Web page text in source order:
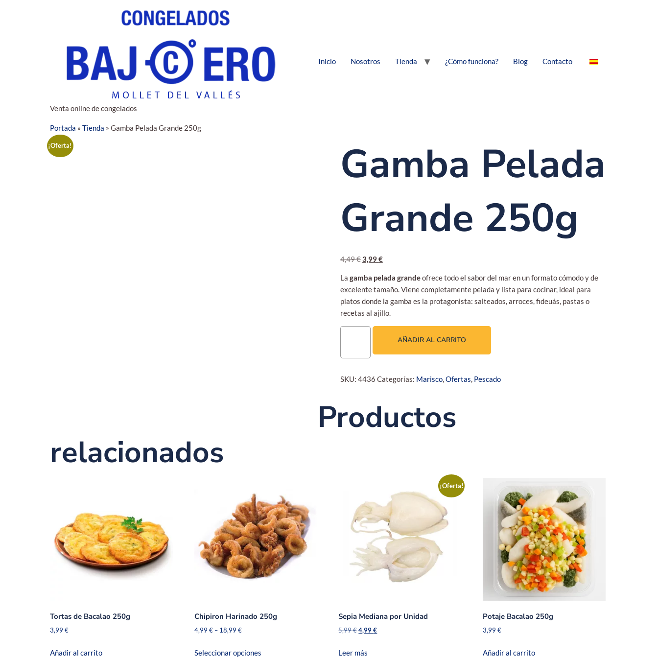
Venta online de congelados
Inicio Nosotros Tienda ¿Cómo funciona? Blog Contacto
Portada » Tienda » Gamba Pelada Grande 250g
¡Oferta!
Gamba Pelada
Grande 250g
4,49€3,99€
La gamba pelada grandeofrece todo el sabor del mar en un formato cómodo y de
excelente tamaño. Viene completamente pelada y lista para cocinar, ideal para
platos donde la gamba es la protagonista: salteados, arroces, fideuás, pastas o
recetas al ajillo.
AÑADIR AL CARRITO
SKU: 4436 Categorías: Marisco,Ofertas, Pescado
Productos
relacionados
Tortas de Bacalao 250g
3,99 €
Añadir al carrito
Chipiron Harinado 250g
4,99 € – 18,99 €
Seleccionar opciones
¡Oferta!
Sepia Mediana por Unidad
5,99€4,99€
Leer más
Potaje Bacalao 250g
3,99€
Añadir al carrito